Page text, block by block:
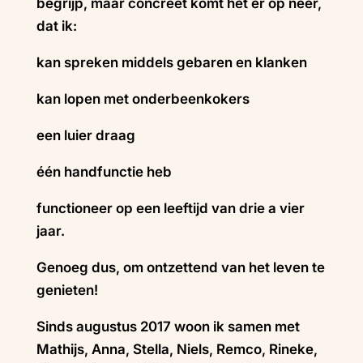
begrijp, maar concreet komt het er op neer,
dat ik:
kan spreken middels gebaren en klanken
kan lopen met onderbeenkokers
een luier draag
één handfunctie heb
functioneer op een leeftijd van drie a vier
jaar.
Genoeg dus, om ontzettend van het leven te
genieten!
Sinds augustus 2017 woon ik samen met
Mathijs, Anna, Stella, Niels, Remco, Rineke,